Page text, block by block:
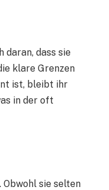
daran, dass sie
klare Grenzen
ist, bleibt ihr
in der oft
sie selten